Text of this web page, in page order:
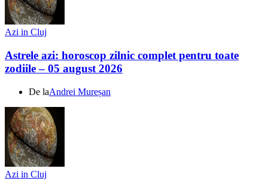
Azi in Cluj
Astrele azi: horoscop zilnic complet pentru toate
zodiile – 05 august 2026
De laAndrei Mureșan
Azi in Cluj